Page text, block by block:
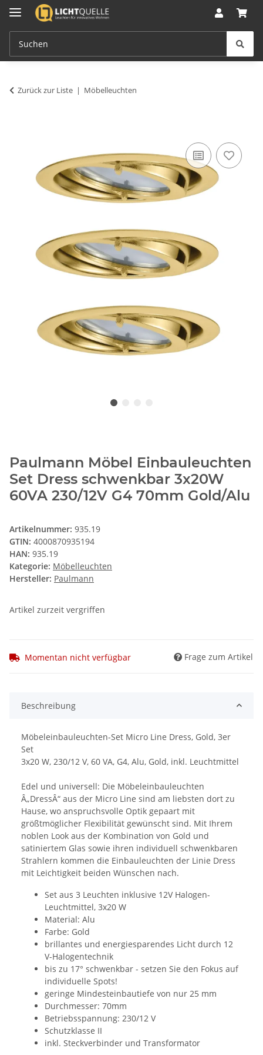
Zurück zur Liste Möbelleuchten
Paulmann Möbel Einbauleuchten
Set Dress schwenkbar 3x20W
60VA 230/12V G4 70mm Gold/Alu
Artikelnummer: 935.19
GTIN: 4000870935194
HAN: 935.19
Kategorie: Möbelleuchten
Hersteller: Paulmann
Artikel zurzeit vergriffen
Momentan nicht verfügbar Frage zum Artikel
Beschreibung
Möbeleinbauleuchten-Set Micro Line Dress, Gold, 3er
Set
3x20 W, 230/12 V, 60 VA, G4, Alu, Gold, inkl. Leuchtmittel
Edel und universell: Die Möbeleinbauleuchten
Â„DressÂ“ aus der Micro Line sind am liebsten dort zu
Hause, wo anspruchsvolle Optik gepaart mit
größtmöglicher Flexibilität gewünscht sind. Mit Ihrem
noblen Look aus der Kombination von Gold und
satiniertem Glas sowie ihren individuell schwenkbaren
Strahlern kommen die Einbauleuchten der Linie Dress
mit Leichtigkeit beiden Wünschen nach.
Set aus 3 Leuchten inklusive 12V Halogen-
Leuchtmittel, 3x20 W
Material: Alu
Farbe: Gold
brillantes und energiesparendes Licht durch 12
V-Halogentechnik
bis zu 17° schwenkbar - setzen Sie den Fokus auf
individuelle Spots!
geringe Mindesteinbautiefe von nur 25 mm
Durchmesser: 70mm
Betriebsspannung: 230/12 V
Schutzklasse II
inkl. Steckverbinder und Transformator